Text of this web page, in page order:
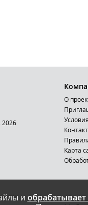
и
2026
О
Карта